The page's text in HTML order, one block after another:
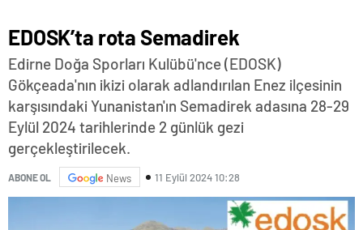
EDOSK’ta rota Semadirek
Edirne Doğa Sporları Kulübü'nce (EDOSK)
Gökçeada'nın ikizi olarak adlandırılan Enez ilçesinin
karşısındaki Yunanistan'ın Semadirek adasına 28-29
Eylül 2024 tarihlerinde 2 günlük gezi
gerçekleştirilecek.
ABONE OL News 11 Eylül 2024 10:28